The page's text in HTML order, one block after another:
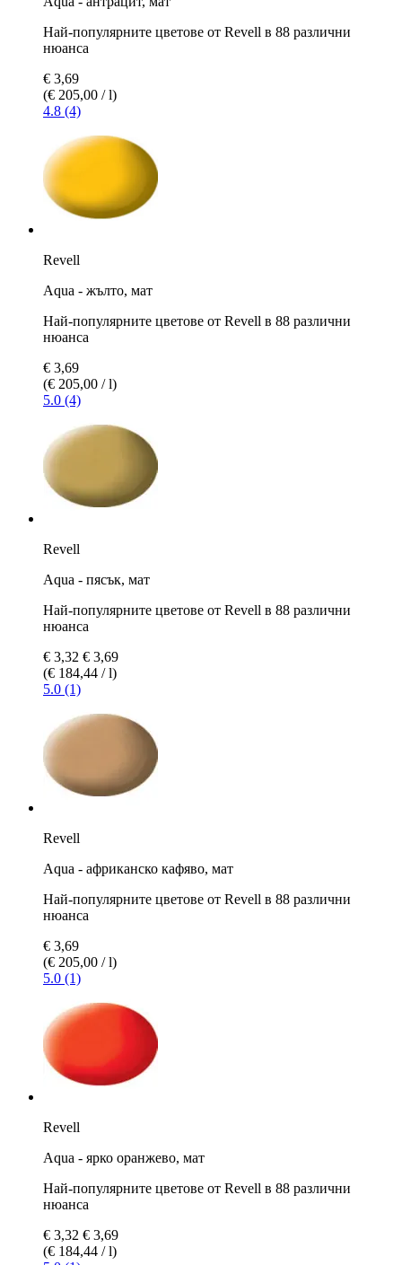
Най-популярните цветове от Revell в 88 различни
нюанса
€ 3,69
(€ 205,00 / l)
4.8 (4)
Revell
Aqua - жълто, мат
Най-популярните цветове от Revell в 88 различни
нюанса
€ 3,69
(€ 205,00 / l)
5.0 (4)
Revell
Aqua - пясък, мат
Най-популярните цветове от Revell в 88 различни
нюанса
€ 3,32 € 3,69
(€ 184,44 / l)
5.0 (1)
Revell
Aqua - африканско кафяво, мат
Най-популярните цветове от Revell в 88 различни
нюанса
€ 3,69
(€ 205,00 / l)
5.0 (1)
Revell
Aqua - ярко оранжево, мат
Най-популярните цветове от Revell в 88 различни
нюанса
€ 3,32 € 3,69
(€ 184,44 / l)